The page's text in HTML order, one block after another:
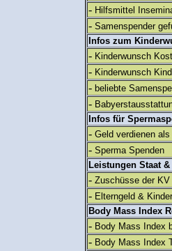
- Hilfsmittel
- Samenspender
Infos zum
- Kinderwunsch
- Kinderwunsch
- beliebte
-
Infos für
- Geld verdienen
- Sperma Spenden
Leistungen Staat &
- Zuschüsse der KV
- Elterngeld &
Body Mass Index
- Body Mass Index
- Body Mass Index